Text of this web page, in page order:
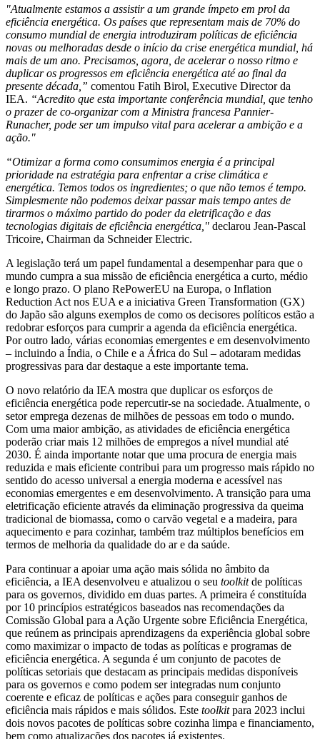
"Atualmente estamos a assistir a um grande ímpeto em prol da
eficiência energética. Os países que representam mais de 70% do
consumo mundial de energia introduziram políticas de eficiência
novas ou melhoradas desde o início da crise energética mundial, há
mais de um ano. Precisamos, agora, de acelerar o nosso ritmo e
duplicar os progressos em eficiência energética até ao final da
presente década,” comentou Fatih Birol, Executive Director da
IEA. “Acredito que esta importante conferência mundial, que tenho
o prazer de co-organizar com a Ministra francesa Pannier-
Runacher, pode ser um impulso vital para acelerar a ambição e a
ação."
“Otimizar a forma como consumimos energia é a principal
prioridade na estratégia para enfrentar a crise climática e
energética. Temos todos os ingredientes; o que não temos é tempo.
Simplesmente não podemos deixar passar mais tempo antes de
tirarmos o máximo partido do poder da eletrificação e das
tecnologias digitais de eficiência energética," declarou Jean-Pascal
Tricoire, Chairman da Schneider Electric.
A legislação terá um papel fundamental a desempenhar para que o
mundo cumpra a sua missão de eficiência energética a curto, médio
e longo prazo. O plano RePowerEU na Europa, o Inflation
Reduction Act nos EUA e a iniciativa Green Transformation (GX)
do Japão são alguns exemplos de como os decisores políticos estão a
redobrar esforços para cumprir a agenda da eficiência energética.
Por outro lado, várias economias emergentes e em desenvolvimento
– incluindo a Índia, o Chile e a África do Sul – adotaram medidas
progressivas para dar destaque a este importante tema.
O novo relatório da IEA mostra que duplicar os esforços de
eficiência energética pode repercutir-se na sociedade. Atualmente, o
setor emprega dezenas de milhões de pessoas em todo o mundo.
Com uma maior ambição, as atividades de eficiência energética
poderão criar mais 12 milhões de empregos a nível mundial até
2030. É ainda importante notar que uma procura de energia mais
reduzida e mais eficiente contribui para um progresso mais rápido no
sentido do acesso universal a energia moderna e acessível nas
economias emergentes e em desenvolvimento. A transição para uma
eletrificação eficiente através da eliminação progressiva da queima
tradicional de biomassa, como o carvão vegetal e a madeira, para
aquecimento e para cozinhar, também traz múltiplos benefícios em
termos de melhoria da qualidade do ar e da saúde.
Para continuar a apoiar uma ação mais sólida no âmbito da
eficiência, a IEA desenvolveu e atualizou o seu toolkitde políticas
para os governos, dividido em duas partes. A primeira é constituída
por 10 princípios estratégicos baseados nas recomendações da
Comissão Global para a Ação Urgente sobre Eficiência Energética,
que reúnem as principais aprendizagens da experiência global sobre
como maximizar o impacto de todas as políticas e programas de
eficiência energética. A segunda é um conjunto de pacotes de
políticas setoriais que destacam as principais medidas disponíveis
para os governos e como podem ser integradas num conjunto
coerente e eficaz de políticas e ações para conseguir ganhos de
eficiência mais rápidos e mais sólidos. Este toolkitpara 2023 inclui
dois novos pacotes de políticas sobre cozinha limpa e financiamento,
bem como atualizações dos pacotes já existentes.